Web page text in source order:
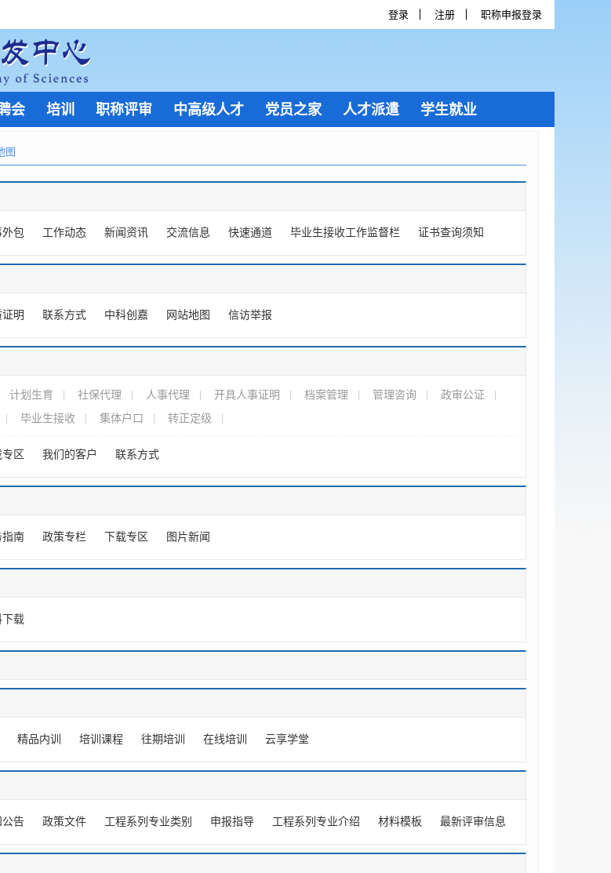
登录 注册 职称申报登录
会 培训 职称评审 中高级人才 党员之家 人才派遣 学生就业
图
外包 工作动态 新闻资讯 交流信息 快速通道 毕业生接收工作监督栏 证书查询须知
明 联系方式 中科创嘉 网站地图 信访举报
计划生育 社保代理 人事代理 开具人事证明 档案管理 管理咨询
政审公证
毕业生接收 集体户口 转正定级
专区 我们的客户 联系方式
指南 政策专栏 下载专区 图片新闻
下载
精品内训 培训课程 往期培训 在线培训 云享学堂
公告 政策文件 工程系列专业类别 申报指导 工程系列专业介绍 材料模板 最新评审信息